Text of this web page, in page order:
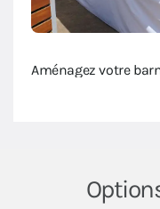
Aménagez votre